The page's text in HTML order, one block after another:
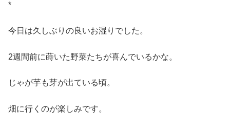
*
今日は久しぶりの良いお湿りでした。
2週間前に蒔いた野菜たちが喜んでいるかな。
じゃが芋も芽が出ている頃。
畑に行くのが楽しみです。